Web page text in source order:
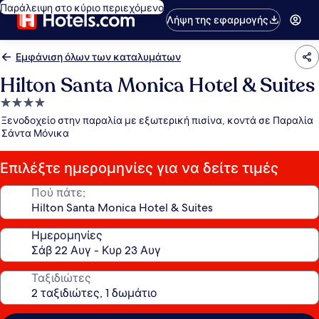
Παράλειψη στο κύριο περιεχόμενο
Λήψη της εφαρμογής
Εμφάνιση όλων των καταλυμάτων
Hilton Santa Monica Hotel & Suites
Κατάλυμα
με
4.0
αστέρια
Ξενοδοχείο στην παραλία με εξωτερική πισίνα, κοντά σε Παραλία
Σάντα Μόνικα
Επιλέξτε ημερομηνίες για να δείτε τιμές
Πού πάτε;
Ημερομηνίες
Ταξιδιώτες